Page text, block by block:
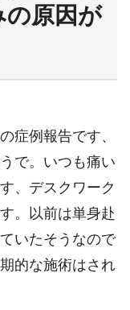
原因が
症例報告です、
で。いつも痛い
、デスクワーク
。以前は単身赴
いたそうなので
的な施術はされ